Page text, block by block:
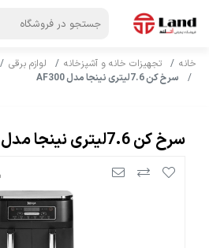
خانه تجهیزات خانه و آشپزخانه لوازم برقی
سرخ کن 7.6لیتری نینجا مدل AF300
سرخ کن 7.6لیتری نینجا مدل AF300